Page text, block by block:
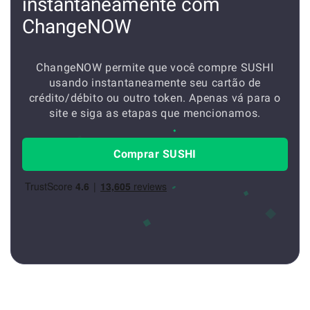
ChangeNOW
ChangeNOW permite que você compre SUSHI
usando instantaneamente seu cartão de
crédito/débito ou outro token. Apenas vá para o
site e siga as etapas que mencionamos.
Comprar SUSHI